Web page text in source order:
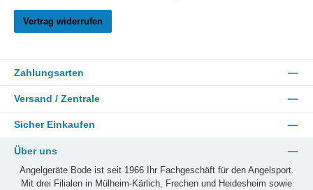
Vertrag widerrufen
Zahlungsarten
Versand / Zentrale
Sicher Einkaufen
Über uns
Angelgeräte Bode ist seit 1966 Ihr Fachgeschäft für den Angelsport.
Mit drei Filialen in Mülheim-Kärlich, Frechen und Heidesheim sowie